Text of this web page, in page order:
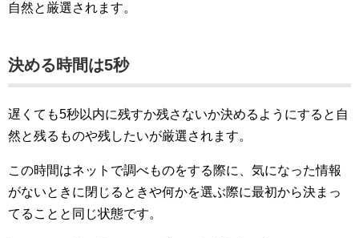
自然と厳選されます。
決める時間は5秒
遅くても5秒以内に残すか残さないか決めるようにすると自
然と残るものや残したいが厳選されます。
この時間はネットで調べものをする際に、気になった情報
がないときに閉じるときや何かを選ぶ際に最初から決まっ
てることと同じ状態です。